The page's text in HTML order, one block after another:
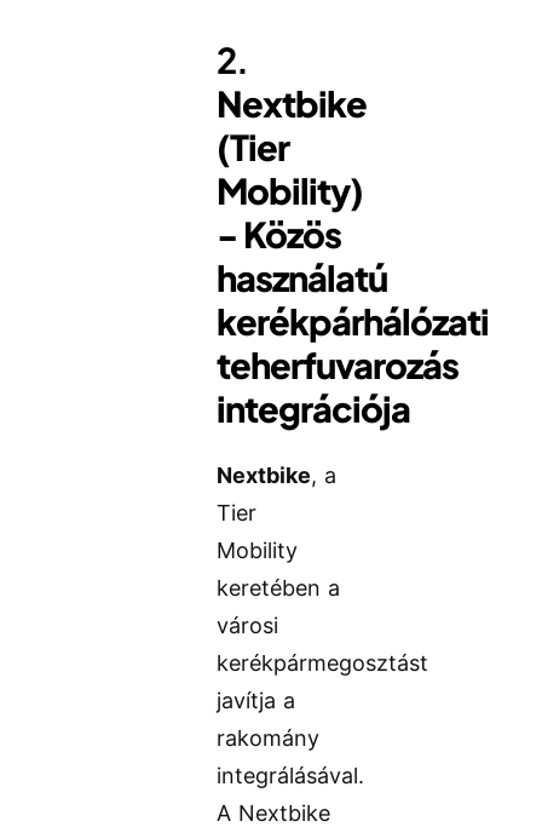
2.
Nextbike
(Tier
Mobility)
- Közös
használatú
kerékpárhálózati
teherfuvarozás
integrációja
Nextbike, a
Tier
Mobility
keretében a
városi
kerékpármegosztást
javítja a
rakomány
integrálásával.
A Nextbike